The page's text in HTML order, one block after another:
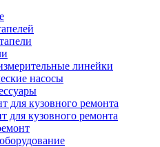
линейки
насосы
для кузовного ремонта
для кузовного ремонта